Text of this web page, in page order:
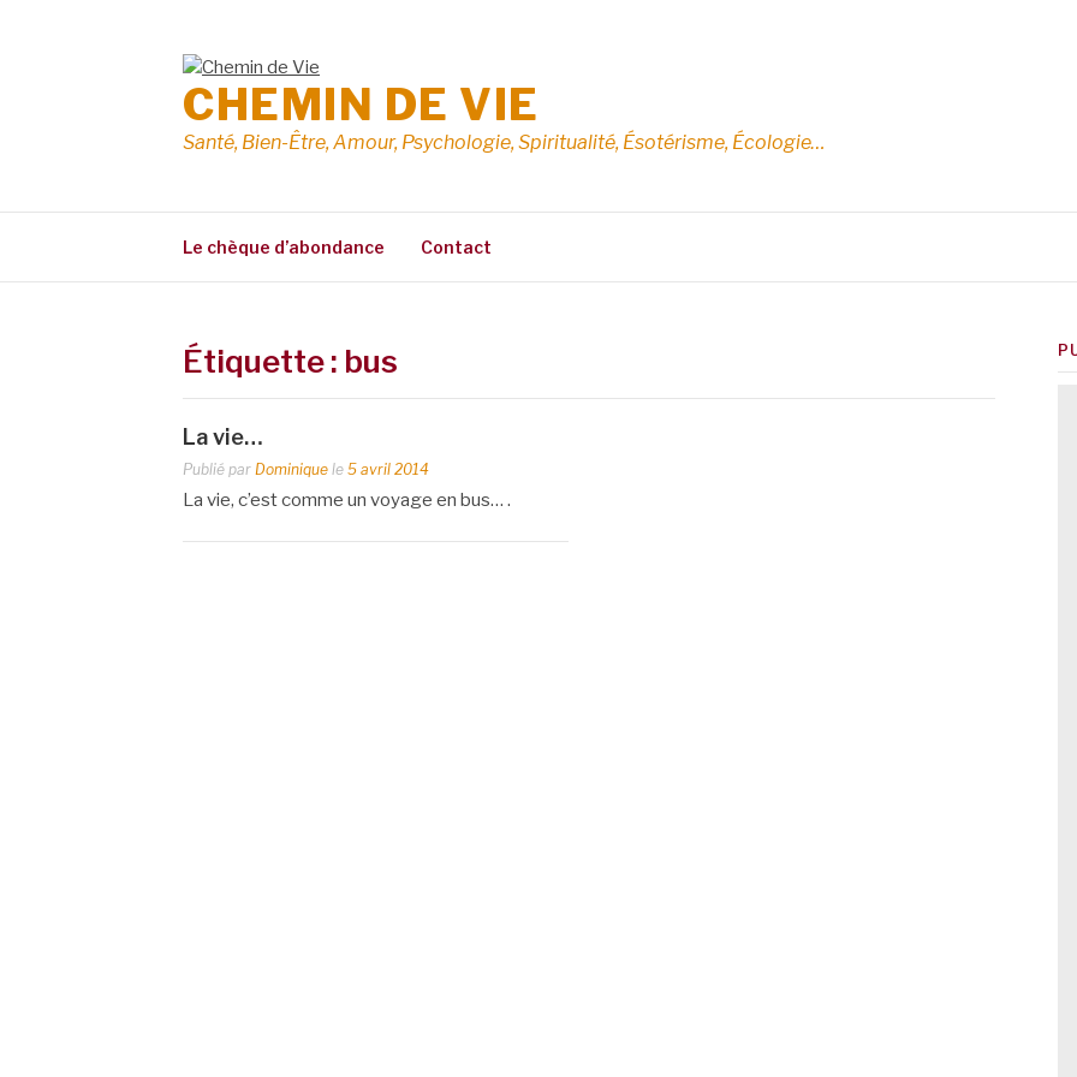
CHEMIN DE VIE
Santé, Bien-Être, Amour, Psychologie, Spiritualité, Ésotérisme, Écologie…
Le chèque d’abondance Contact
Étiquette : bus
La vie…
Publié par Dominique le 5 avril 2014
La vie, c’est comme un voyage en bus… .